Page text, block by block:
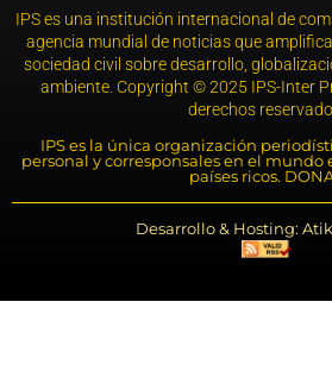
IPS es una institución internacional de
agencia mundial de noticias que
sociedad civil sobre desarrollo,
ambiente. Copyright © 2025 IPS-Inter
derechos
IPS es la única organización
personal y corresponsales en el mundo
países ricos.
Desarrollo & Hosting: